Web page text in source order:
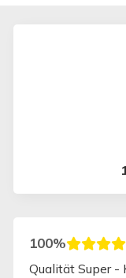
Super - Kontakt